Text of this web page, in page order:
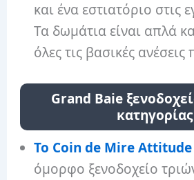
και ένα εστιατόριο στις
Τα δωμάτια είναι απλά
όλες τις βασικές ανέσεις
Grand Baie
κατηγορίας
Το Coin de Mire Attitude
όμορφο ξενοδοχείο